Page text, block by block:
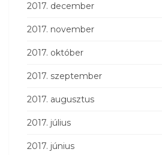
2017. december
2017. november
2017. október
2017. szeptember
2017. augusztus
2017. július
2017. június